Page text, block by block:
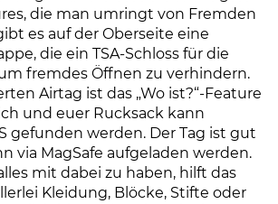
die man umringt von Fremden
es auf der Oberseite eine
die ein TSA-Schloss für die
fremdes Öffnen zu verhindern.
Airtag ist das „Wo ist?“-Feature
und euer Rucksack kann
gefunden werden. Der Tag ist gut
via MagSafe aufgeladen werden.
mit dabei zu haben, hilft das
Kleidung, Blöcke, Stifte oder